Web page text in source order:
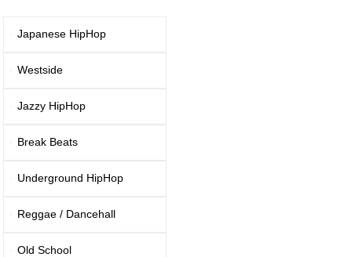
Japanese HipHop
Westside
Jazzy HipHop
Break Beats
Underground HipHop
Reggae / Dancehall
Old School